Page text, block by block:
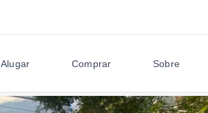
Alugar Comprar Sobre